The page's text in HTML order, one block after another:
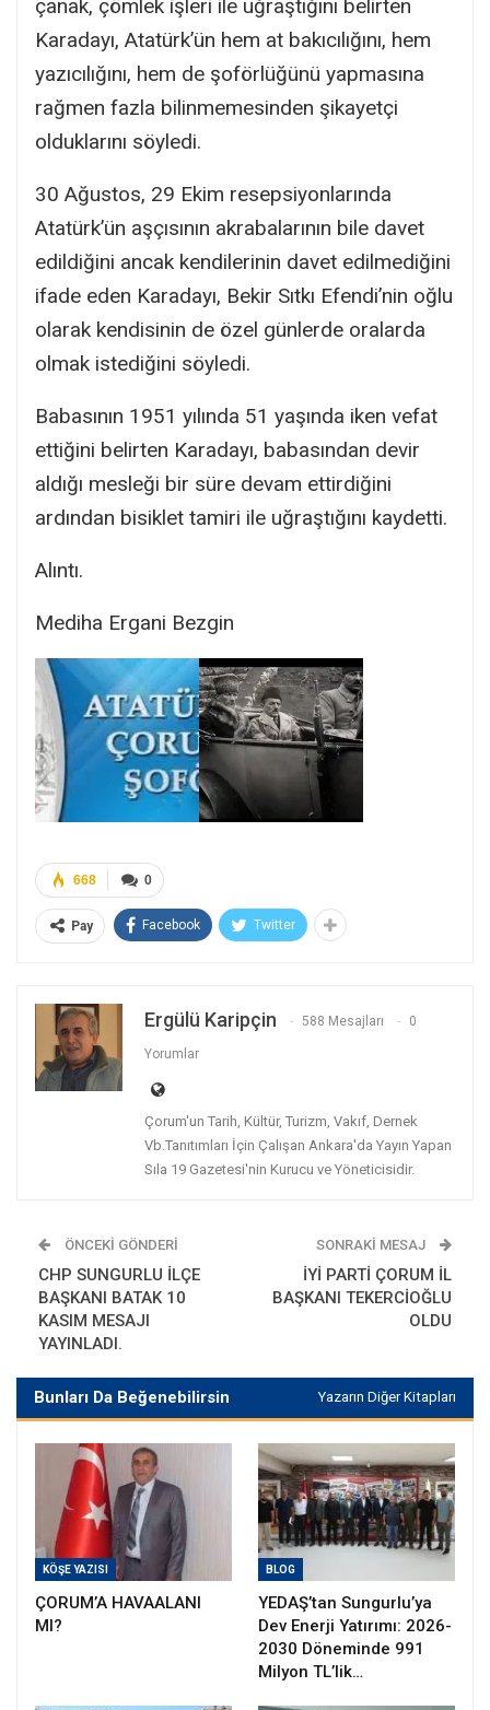
çanak, çömlek işleri ile uğraştığını belirten
Karadayı, Atatürk’ün hem at bakıcılığını, hem
yazıcılığını, hem de şoförlüğünü yapmasına
rağmen fazla bilinmemesinden şikayetçi
olduklarını söyledi.
30 Ağustos, 29 Ekim resepsiyonlarında
Atatürk’ün aşçısının akrabalarının bile davet
edildiğini ancak kendilerinin davet edilmediğini
ifade eden Karadayı, Bekir Sıtkı Efendi’nin oğlu
olarak kendisinin de özel günlerde oralarda
olmak istediğini söyledi.
Babasının 1951 yılında 51 yaşında iken vefat
ettiğini belirten Karadayı, babasından devir
aldığı mesleği bir süre devam ettirdiğini
ardından bisiklet tamiri ile uğraştığını kaydetti.
Alıntı.
Mediha Ergani Bezgin
0
668
Pay Facebook Twitter
Ergülü Karipçin 588 Mesajları 0
Yorumlar
Çorum'un Tarih, Kültür, Turizm, Vakıf, Dernek
Vb.Tanıtımları İçin Çalışan Ankara'da Yayın Yapan
Sıla 19 Gazetesi'nin Kurucu ve Yöneticisidir.
ÖNCEKI GÖNDERI
CHP SUNGURLU İLÇE
BAŞKANI BATAK 10
KASIM MESAJI
YAYINLADI.
SONRAKI MESAJ
İYİ PARTİ ÇORUM İL
BAŞKANI TEKERCİOĞLU
OLDU
Bunları Da Beğenebilirsin Yazarın Diğer Kitapları
KÖŞE YAZISI
ÇORUM’A HAVAALANI
MI?
BLOG
YEDAŞ’tan Sungurlu’ya
Dev Enerji Yatırımı: 2026-
2030 Döneminde 991
Milyon TL’lik…